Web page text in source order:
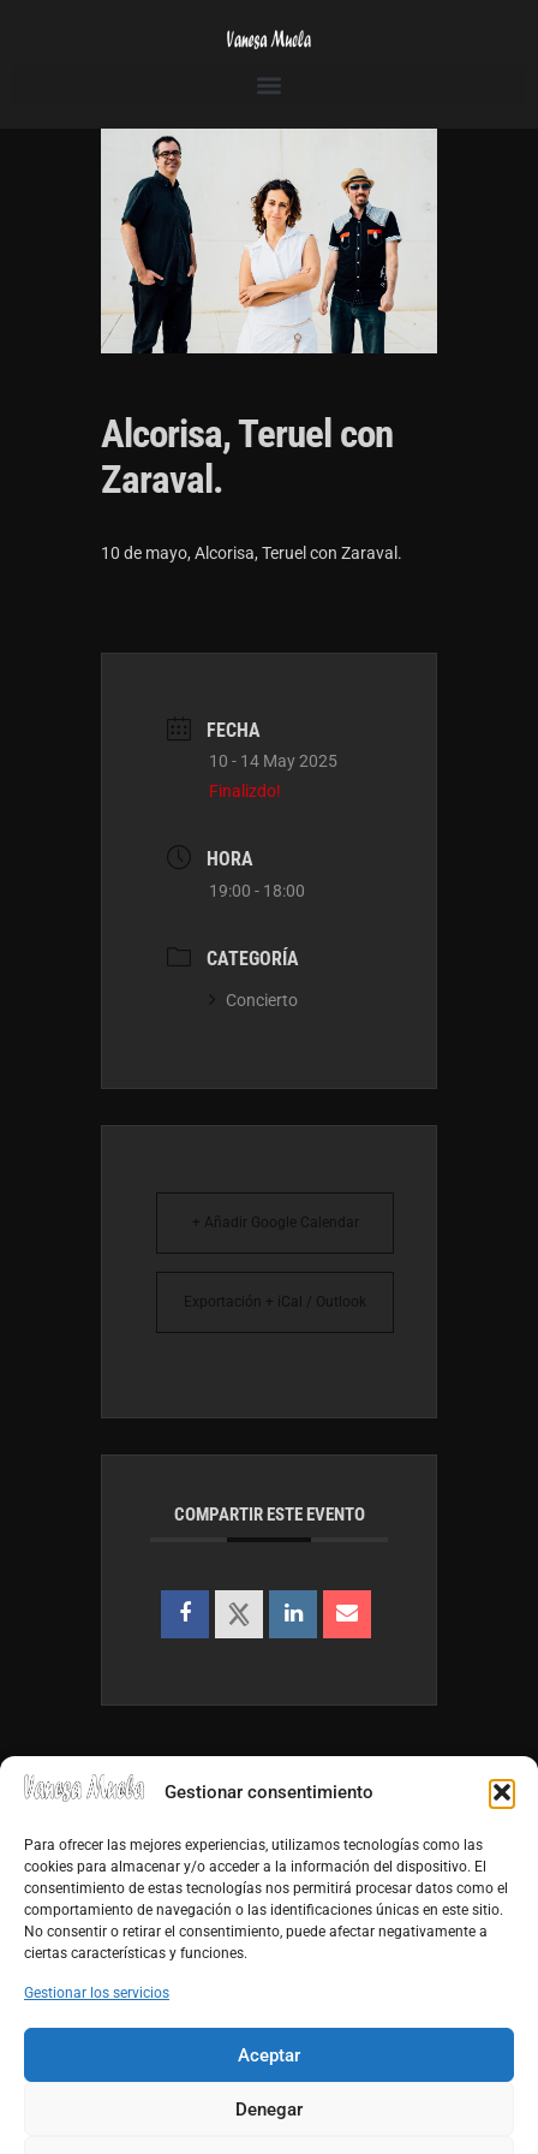
Gestionar consentimiento
Para ofrecer las mejores experiencias, utilizamos tecnologías como las
cookies para almacenar y/o acceder a la información del dispositivo. El
consentimiento de estas tecnologías nos permitirá procesar datos como el
comportamiento de navegación o las identificaciones únicas en este sitio.
No consentir o retirar el consentimiento, puede afectar negativamente a
ciertas características y funciones.
Gestionar los servicios
Aceptar
Denegar
Alcorisa, Teruel con
Zaraval.
10 de mayo, Alcorisa, Teruel con Zaraval.
FECHA
10 - 14 May 2025
Finalizdo!
HORA
19:00 - 18:00
CATEGORÍA
Concierto
+ Añadir Google Calendar
Exportación + iCal / Outlook
COMPARTIR ESTE EVENTO
info@vanesamuela.es
Tfno. 659 813 899
Youtube